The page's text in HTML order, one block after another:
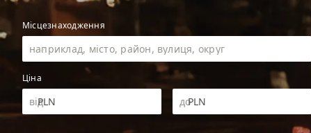
Місцезнаходження
Ціна
PLN PLN